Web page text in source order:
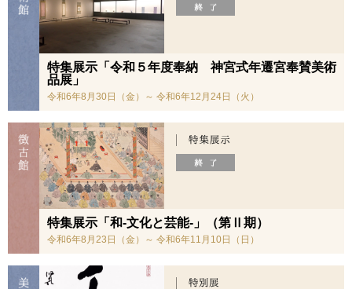
特集展示「令和５年度奉納 神宮式年遷宮奉賛美術
品展」
令和6年8月30日（金）～ 令和6年12月24日（火）
特集展示「和-文化と芸能-」（第Ⅱ期）
令和6年8月23日（金）～ 令和6年11月10日（日）